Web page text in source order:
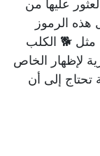
الرموز
، مثل 🐕 الكلب
لإظهار الخاص
تحتاج إلى أن